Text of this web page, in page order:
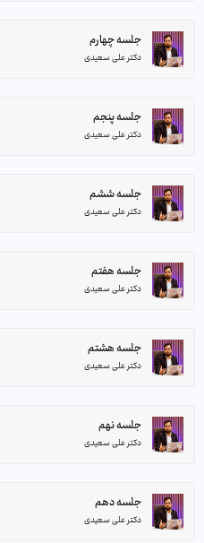
جلسه چهارم
دکتر علی سعیدی
جلسه پنجم
دکتر علی سعیدی
جلسه ششم
دکتر علی سعیدی
جلسه هفتم
دکتر علی سعیدی
جلسه هشتم
دکتر علی سعیدی
جلسه نهم
دکتر علی سعیدی
جلسه دهم
دکتر علی سعیدی